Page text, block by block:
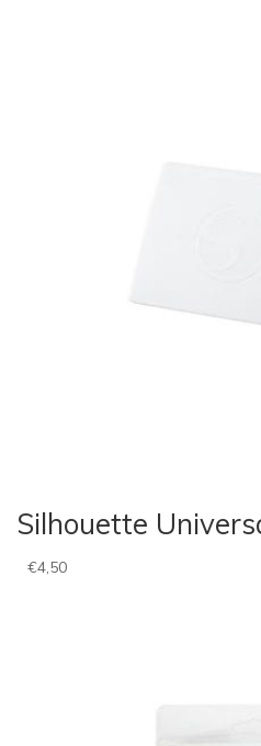
Silhouette
€4,50